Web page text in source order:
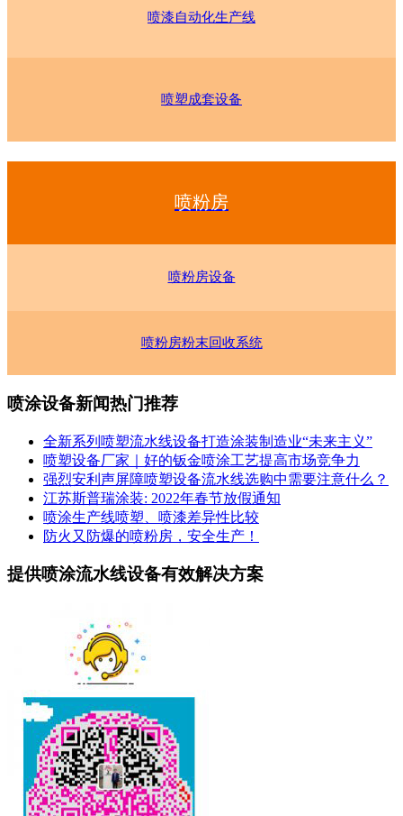
喷漆自动化生产线
喷塑成套设备
喷粉房
喷粉房设备
喷粉房粉末回收系统
喷涂设备新闻热门推荐
全新系列喷塑流水线设备打造涂装制造业“未来主义”
喷塑设备厂家｜好的钣金喷涂工艺提高市场竞争力
强烈安利声屏障喷塑设备流水线选购中需要注意什么？
江苏斯普瑞涂装: 2022年春节放假通知
喷涂生产线喷塑、喷漆差异性比较
防火又防爆的喷粉房，安全生产！
提供喷涂流水线设备有效解决方案